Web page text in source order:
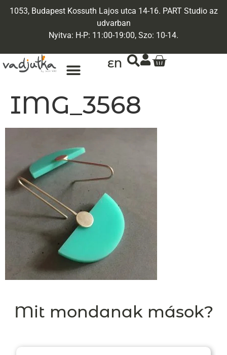
1053, Budapest Kossuth Lajos utca 14-16. PART Studio az
udvarban
Nyitva: H-P: 11:00-19:00, Szo: 10-14.
EN
IMG_3568
Mit mondanak mások?